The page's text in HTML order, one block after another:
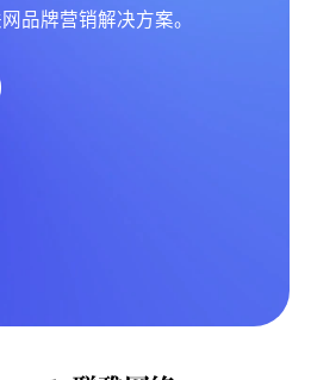
品牌营销解决方案。